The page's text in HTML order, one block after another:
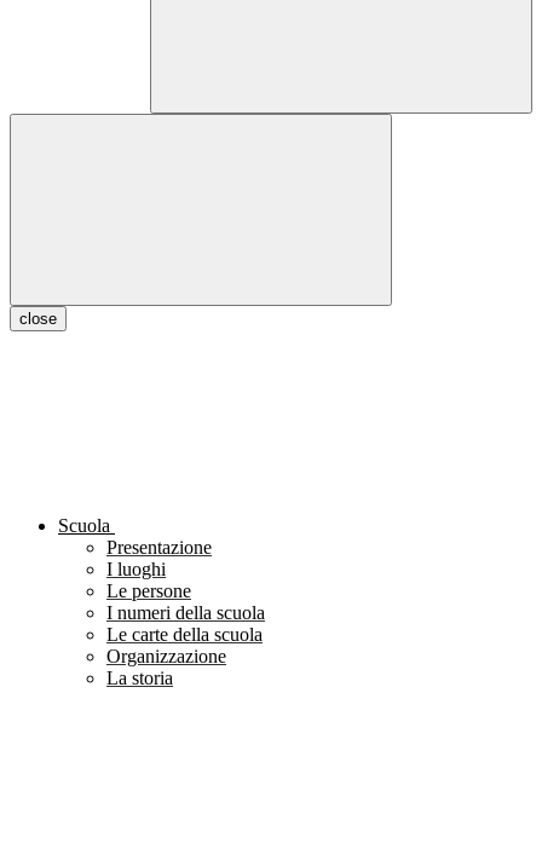
close
Scuola
Presentazione
I luoghi
Le persone
I numeri della scuola
Le carte della scuola
Organizzazione
La storia